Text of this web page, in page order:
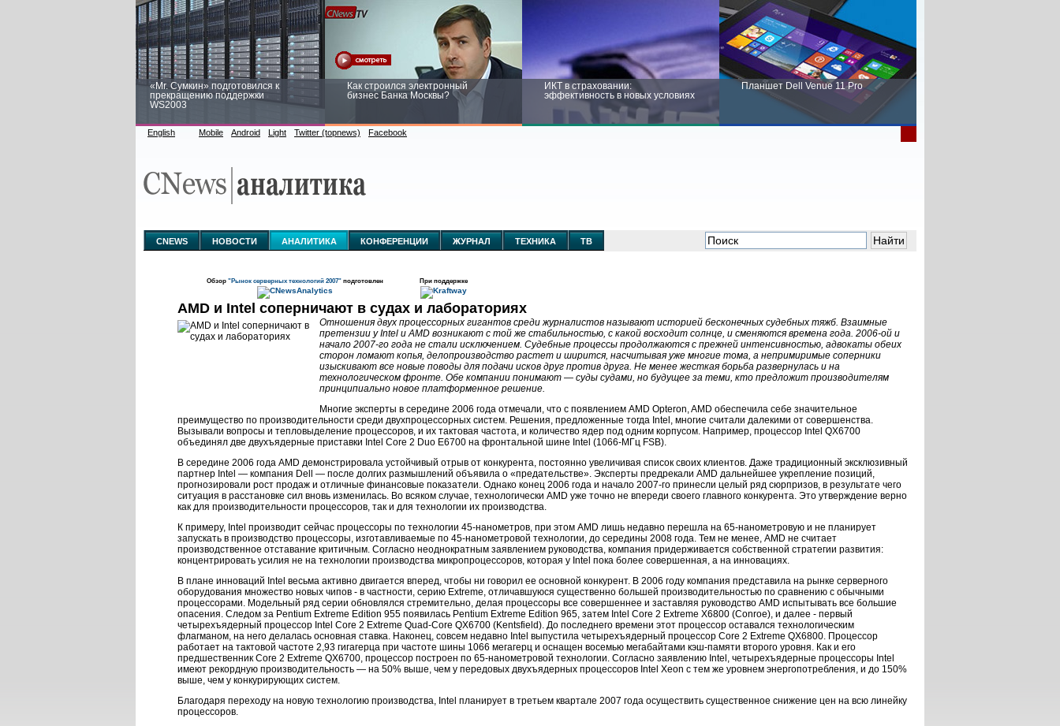
«Mr. Сумкин» подготовился к
прекращению поддержки
WS2003
Как строился электронный
бизнес Банка Москвы?
ИКТ в страховании:
эффективность в новых условиях
Планшет Dell Venue 11 Pro
аналитике
новых условиях
English Mobile Android Light Twitter (topnews) Facebook
CNEWS НОВОСТИ АНАЛИТИКА КОНФЕРЕНЦИИ ЖУРНАЛ ТЕХНИКА ТВ
Обзор "Рынок серверных технологий 2007"подготовлен При поддержке
AMD и Intel соперничают в судах и лабораториях
Отношения двух процессорных гигантов среди журналистов называют историей бесконечных судебных тяжб. Взаимные
претензии у Intel и AMD возникают с той же стабильностью, с какой восходит солнце, и сменяются времена года. 2006-ой и
начало 2007-го года не стали исключением. Судебные процессы продолжаются с прежней интенсивностью, адвокаты обеих
сторон ломают копья, делопроизводство растет и ширится, насчитывая уже многие тома, а непримиримые соперники
изыскивают все новые поводы для подачи исков друг против друга. Не менее жесткая борьба развернулась и на
технологическом фронте. Обе компании понимают — суды судами, но будущее за теми, кто предложит производителям
принципиально новое платформенное решение.
Многие эксперты в середине 2006 года отмечали, что с появлением AMD Opteron, AMD обеспечила себе значительное
преимущество по производительности среди двухпроцессорных систем. Решения, предложенные тогда Intel, многие считали далекими от совершенства.
Вызывали вопросы и тепловыделение процессоров, и их тактовая частота, и количество ядер под одним корпусом. Например, процессор Intel QX6700
объединял две двухъядерные приставки Intel Core 2 Duo E6700 на фронтальной шине Intel (1066-МГц FSB).
В середине 2006 года AMD демонстрировала устойчивый отрыв от конкурента, постоянно увеличивая список своих клиентов. Даже традиционный эксклюзивный
партнер Intel — компания Dell — после долгих размышлений объявила о «предательстве». Эксперты предрекали AMD дальнейшее укрепление позиций,
прогнозировали рост продаж и отличные финансовые показатели. Однако конец 2006 года и начало 2007-го принесли целый ряд сюрпризов, в результате чего
ситуация в расстановке сил вновь изменилась. Во всяком случае, технологически AMD уже точно не впереди своего главного конкурента. Это утверждение верно
как для производительности процессоров, так и для технологии их производства.
К примеру, Intel производит сейчас процессоры по технологии 45-нанометров, при этом AMD лишь недавно перешла на 65-нанометровую и не планирует
запускать в производство процессоры, изготавливаемые по 45-нанометровой технологии, до середины 2008 года. Тем не менее, AMD не считает
производственное отставание критичным. Согласно неоднократным заявлением руководства, компания придерживается собственной стратегии развития:
концентрировать усилия не на технологии производства микропроцессоров, которая у Intel пока более совершенная, а на инновациях.
В плане инноваций Intel весьма активно двигается вперед, чтобы ни говорил ее основной конкурент. В 2006 году компания представила на рынке серверного
оборудования множество новых чипов - в частности, серию Extreme, отличавшуюся существенно большей производительностью по сравнению с обычными
процессорами. Модельный ряд серии обновлялся стремительно, делая процессоры все совершеннее и заставляя руководство AMD испытывать все большие
опасения. Следом за Pentium Extreme Edition 955 появилась Pentium Extreme Edition 965, затем Intel Core 2 Extreme X6800 (Conroe), и далее - первый
четырехъядерный процессор Intel Core 2 Extreme Quad-Core QX6700 (Kentsfield). До последнего времени этот процессор оставался технологическим
флагманом, на него делалась основная ставка. Наконец, совсем недавно Intel выпустила четырехъядерный процессор Core 2 Extreme QX6800. Процессор
работает на тактовой частоте 2,93 гигагерца при частоте шины 1066 мегагерц и оснащен восемью мегабайтами кэш-памяти второго уровня. Как и его
предшественник Core 2 Extreme QX6700, процессор построен по 65-нанометровой технологии. Согласно заявлению Intel, четырехъядерные процессоры Intel
имеют рекордную производительность — на 50% выше, чем у передовых двухъядерных процессоров Intel Xeon с тем же уровнем энергопотребления, и до 150%
выше, чем у конкурирующих систем.
Благодаря переходу на новую технологию производства, Intel планирует в третьем квартале 2007 года осуществить существенное снижение цен на всю линейку
процессоров.